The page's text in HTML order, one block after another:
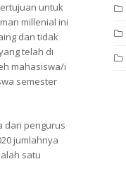
untuk
millenial ini
dan tidak
telah di
mahasiswa/i
semester
dari pengurus
jumlahnya
satu